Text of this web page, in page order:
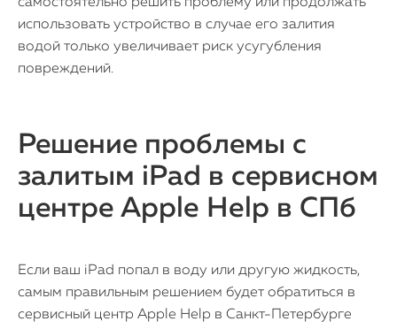
iPhone
MacBook
Watch
iPad
использовать устройство в случае его залития
водой только увеличивает риск усугубления
повреждений.
Решение проблемы с
залитым iPad в сервисном
центре Apple Help в СПб
Если ваш iPad попал в воду или другую жидкость,
самым правильным решением будет обратиться в
сервисный центр Apple Help в Санкт-Петербурге